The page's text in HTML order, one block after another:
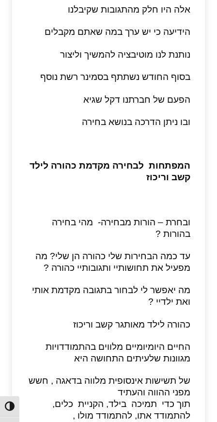
אלה היו חלק מהתגובות שקיבלנו
הידיעה כי יש ערך במה שאתם מקבלים
נותנת לנו מוטיבציה להמשיך וליצור
בסוף החודש נשתתף בסמינר רשת נוסף
הפעם של חברתנו דקל שגיא
ובו ניתן הדרכה בנושא בחירה
המפתחות לבחירה מקדמת כהורה לילד
קשב וריכוז
ובחרת – הורות מבחירה- מהי בחירה
בהורות ?
עד כמה הבחירות שלי כהורה הן שלי? מה
מפעיל את תחושותיי ותגובותיי כהורה ?
מה יאפשר לי לבחור בתגובה מקדמת אותי
ואת ילדיי ?
כהורה לילד מאותגר קשב וריכוז
החיים היומיומיים מלווים בהתמודדויות
מגוונות שלעיתים התחושה היא
של תשישות אינסופית מלווה בדאגה , חשש
מפני ההווה והעתיד
תוך כדי תמיכה בילד, הקניית כלים,
להתמודד אתו, להתמודד מולו ,